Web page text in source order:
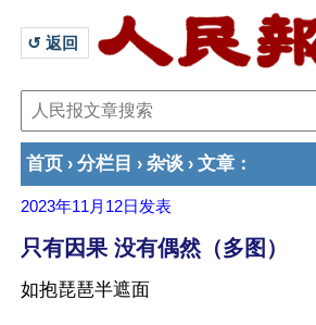
↺ 返回
首页 › 分栏目 › 杂谈 › 文章 ：
2023年11月12日 发表
只有因果 没有偶然（多图）
如抱琵琶半遮面